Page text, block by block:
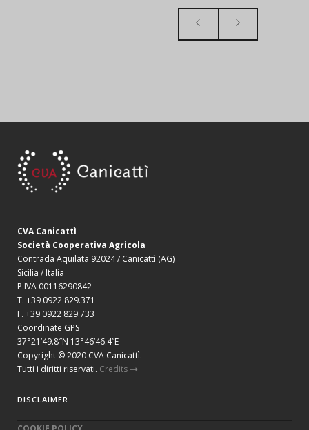
CVA Canicattì
Società Cooperativa Agricola
Contrada Aquilata 92024 / Canicattì (AG)
Sicilia / Italia
P.IVA 00116290842
T. +39 0922 829.371
F. +39 0922 829.733
Coordinate GPS
37°21’49.8″N 13°46’46.4”E
Copyright © 2020 CVA Canicattì.
Tutti i diritti riservati. Credits
DISCLAIMER